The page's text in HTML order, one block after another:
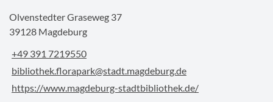
Olvenstedter Graseweg 37
39128 Magdeburg
+49 391 7219550
bibliothek.florapark@stadt.magdeburg.de
https://www.magdeburg-stadtbibliothek.de/